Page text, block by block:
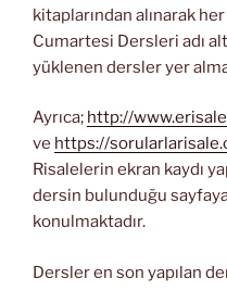
kitaplarından alınarak
Cumartesi Dersleri adı
yüklenen dersler yer
Ayrıca; http://
ve https://
Risalelerin ekran kaydı
dersin bulunduğu
konulmaktadır.
Dersler en son yapılan